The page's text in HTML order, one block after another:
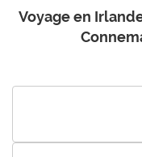
Voyage en